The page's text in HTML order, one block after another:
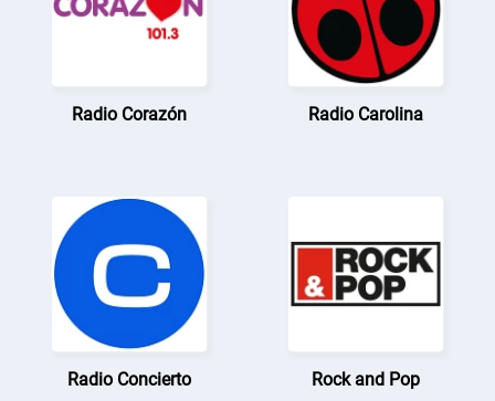
Radio Corazón Radio Carolina
Radio Concierto Rock and Pop